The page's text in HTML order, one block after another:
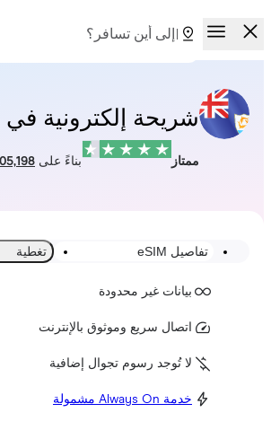
شريحة إلكترونية في
بناءً على105,198 مراجعة
تفاصيل eSIM تغطية
بيانات غير محدودة
اتصال سريع وموثوق بالإنترنت
لا تُوجد رسوم تجوال إضافية
خدمة Always On مشمولة